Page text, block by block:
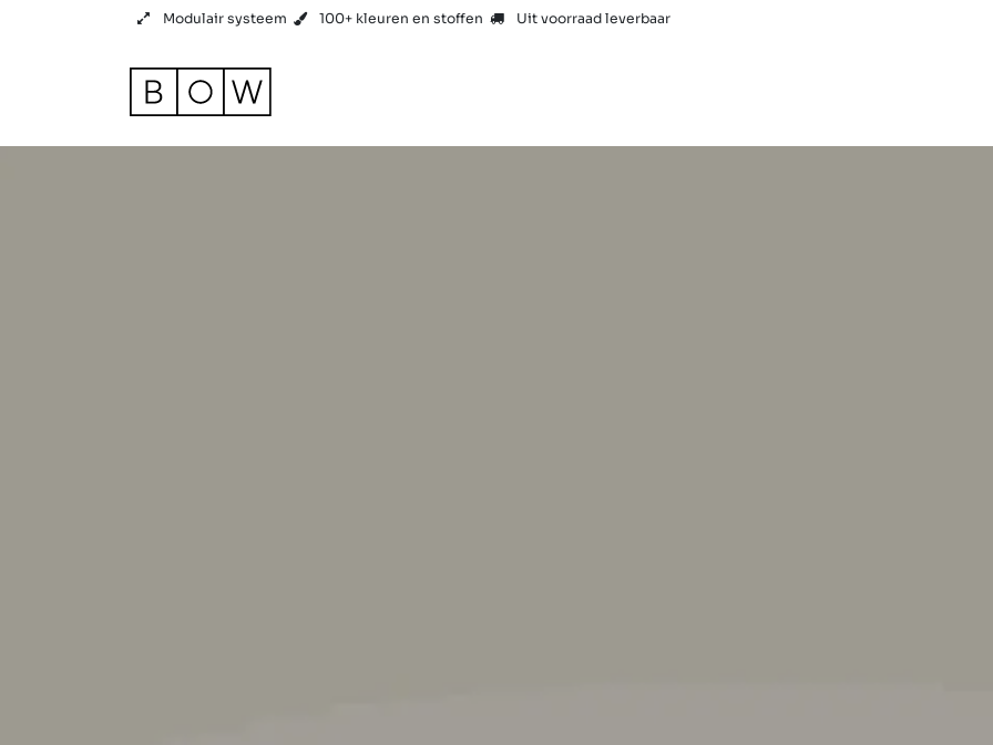
Overslaan naar inhoudModulair systeem 100+ kleuren en stoffen Uit voorraad leverbaar